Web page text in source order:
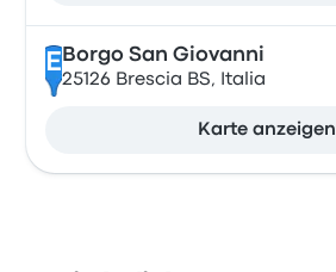
E Borgo San Giovanni
25126 Brescia BS, Italia
Karte anzeigen